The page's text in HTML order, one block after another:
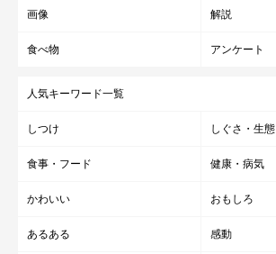
画像 解説
食べ物 アンケート
人気キーワード一覧
しつけ しぐさ・生態
食事・フード 健康・病気
かわいい おもしろ
あるある 感動